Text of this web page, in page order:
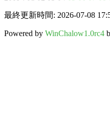
最終更新時間: 2026-07-08
Powered by WinChalow1.0rc4